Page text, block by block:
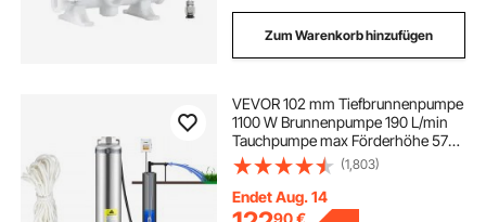
Zum Warenkorb hinzufügen
VEVOR 102 mm Tiefbrunnenpumpe
1100 W Brunnenpumpe 190 L/min
Tauchpumpe max Förderhöhe 57m
Rohrpumpe 230 V 50 Hz
Sandpumpe IP68 Wasserpumpe 0-
40°C Pumpe Ideal
(1,803)
Endet Aug. 14